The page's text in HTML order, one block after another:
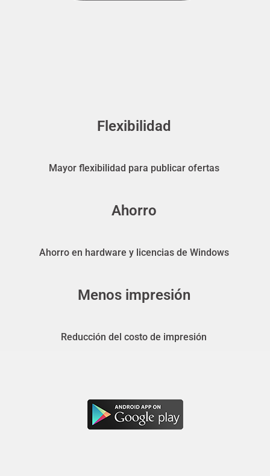
Flexibilidad
Mayor flexibilidad para publicar ofertas
Ahorro
Ahorro en hardware y licencias de Windows
Menos impresión
Reducción del costo de impresión